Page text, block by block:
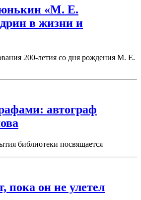
«М. Е.
в жизни и
200-летия со дня рождения М. Е.
автограф
библиотеки посвящается
пока он не улетел